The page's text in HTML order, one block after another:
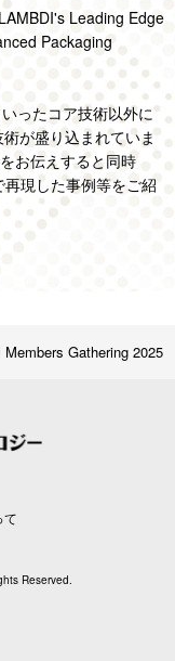
Leading Edge
Packaging
ったコア技術以外に
が盛り込まれていま
お伝えすると同時
現した事例等をご紹
Members Gathering 2025
て
Reserved.